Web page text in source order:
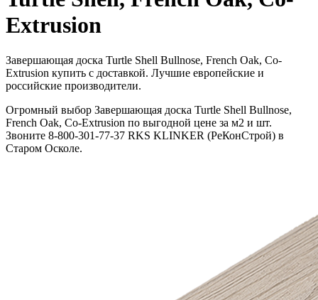
Extrusion
Завершающая доска Turtle Shell Bullnose, French Oak, Co-
Extrusion купить с доставкой. Лучшие европейские и
российские производители.
Огромный выбор Завершающая доска Turtle Shell Bullnose,
French Oak, Co-Extrusion по выгодной цене за м2 и шт.
Звоните 8-800-301-77-37 RKS KLINKER (РеКонСтрой) в
Старом Осколе.